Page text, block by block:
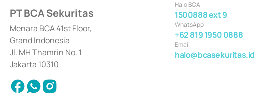
PT BCA Sekuritas
Menara BCA 41st Floor,
Grand Indonesia
Jl. MH Thamrin No. 1
Jakarta 10310
Halo BCA
1500888 ext 9
WhatsApp
+62 819 1950 0888
Email
halo@bcasekuritas.id